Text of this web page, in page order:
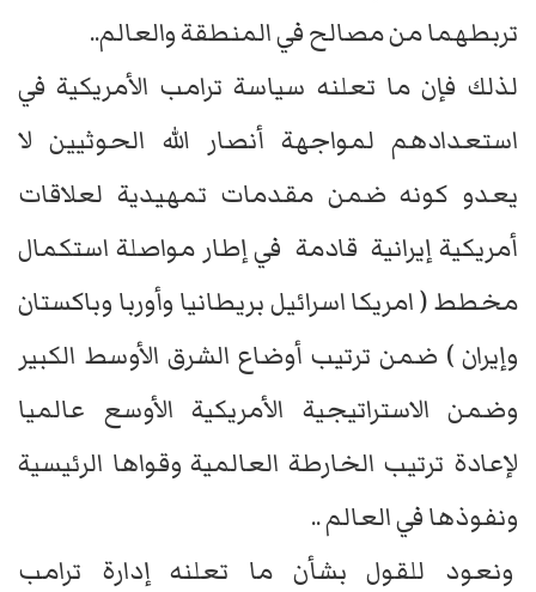
تربطهما من مصالح في المنطقة والعالم..
لذلك فإن ما تعلنه سياسة ترامب الأمريكية في
استعدادهم لمواجهة أنصار الله الحوثيين لا
يعدو كونه ضمن مقدمات تمهيدية لعلاقات
أمريكية إيرانية قادمة في إطار مواصلة استكمال
مخطط ( امريكا اسرائيل بريطانيا وأوربا وباكستان
وإيران ) ضمن ترتيب أوضاع الشرق الأوسط الكبير
وضمن الاستراتيجية الأمريكية الأوسع عالميا
لإعادة ترتيب الخارطة العالمية وقواها الرئيسية
ونفوذها في العالم ..
ونعود للقول بشأن ما تعلنه إدارة ترامب